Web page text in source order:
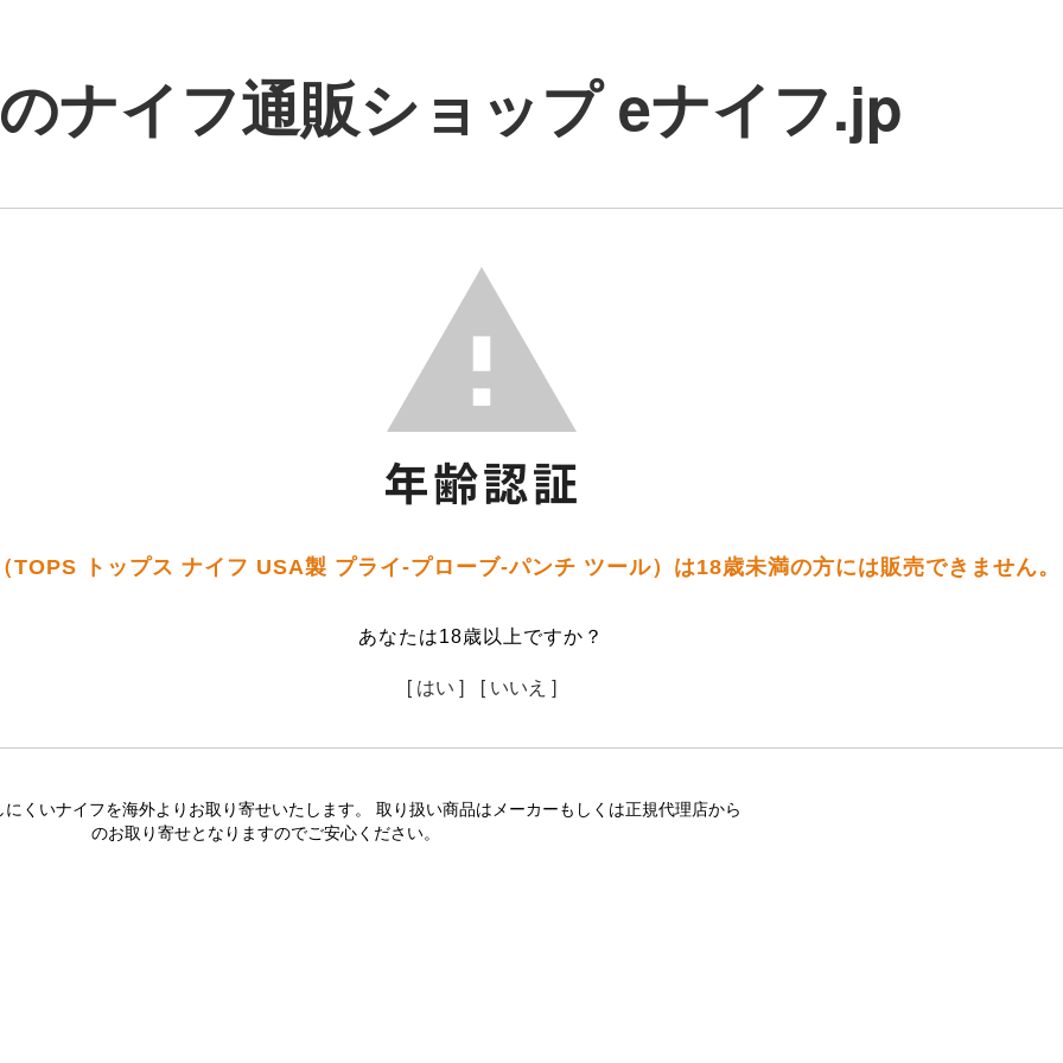
ナイフ通販ショップ eナイフ.jp
TOPS トップス ナイフ USA製 プライ-プローブ-パンチ ツール）は18歳未満の方には販売できません。
あなたは18歳以上ですか？
[ はい ] [ いいえ ]
くいナイフを海外よりお取り寄せいたします。 取り扱い商品はメーカーもしくは正規代理店から
のお取り寄せとなりますのでご安心ください。